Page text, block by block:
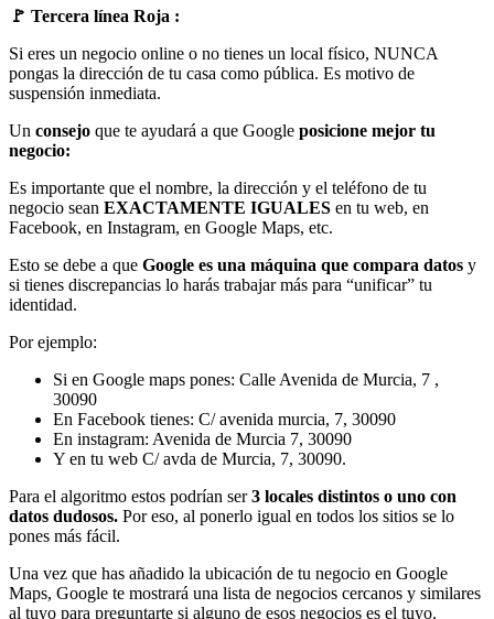
🚩 Tercera línea Roja :
Si eres un negocio online o no tienes un local físico, NUNCA
pongas la dirección de tu casa como pública. Es motivo de
suspensión inmediata.
Un consejo que te ayudará a que Google posicione mejor tu
negocio:
Es importante que el nombre, la dirección y el teléfono de tu
negocio sean EXACTAMENTE IGUALES en tu web, en
Facebook, en Instagram, en Google Maps, etc.
Esto se debe a que Google es una máquina que compara datos y
si tienes discrepancias lo harás trabajar más para “unificar” tu
identidad.
Por ejemplo:
Si en Google maps pones: Calle Avenida de Murcia, 7 ,
30090
En Facebook tienes: C/ avenida murcia, 7, 30090
En instagram: Avenida de Murcia 7, 30090
Y en tu web C/ avda de Murcia, 7, 30090.
Para el algoritmo estos podrían ser3 locales distintos o uno con
datos dudosos. Por eso, al ponerlo igual en todos los sitios se lo
pones más fácil.
Una vez que has añadido la ubicación de tu negocio en Google
Maps, Google te mostrará una lista de negocios cercanos y similares
al tuyo para preguntarte si alguno de esos negocios es el tuyo.